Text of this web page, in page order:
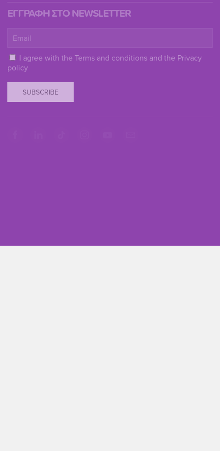
ΕΓΓΡΑΦΗ ΣΤΟ NEWSLETTER
I agree with the Terms and conditions and the Privacy
policy
SUBSCRIBE